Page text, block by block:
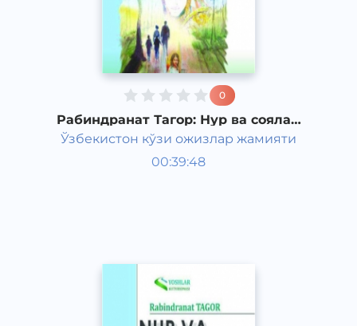
0
Рабиндранат Тагор: Нур ва соялар
(9-қисм)
Ўзбекистон кўзи ожизлар жамияти
00:39:48
Жаҳон шеърияти